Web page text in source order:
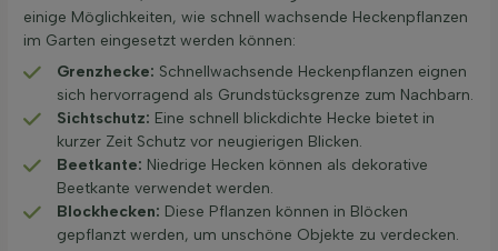
einige Möglichkeiten, wie schnell wachsende Heckenpflanzen
im Garten eingesetzt werden können:
Grenzhecke: Schnellwachsende Heckenpflanzen eignen
sich hervorragend als Grundstücksgrenze zum Nachbarn.
Sichtschutz: Eine schnell blickdichte Hecke bietet in
kurzer Zeit Schutz vor neugierigen Blicken.
Beetkante: Niedrige Hecken können als dekorative
Beetkante verwendet werden.
Blockhecken: Diese Pflanzen können in Blöcken
gepflanzt werden, um unschöne Objekte zu verdecken.